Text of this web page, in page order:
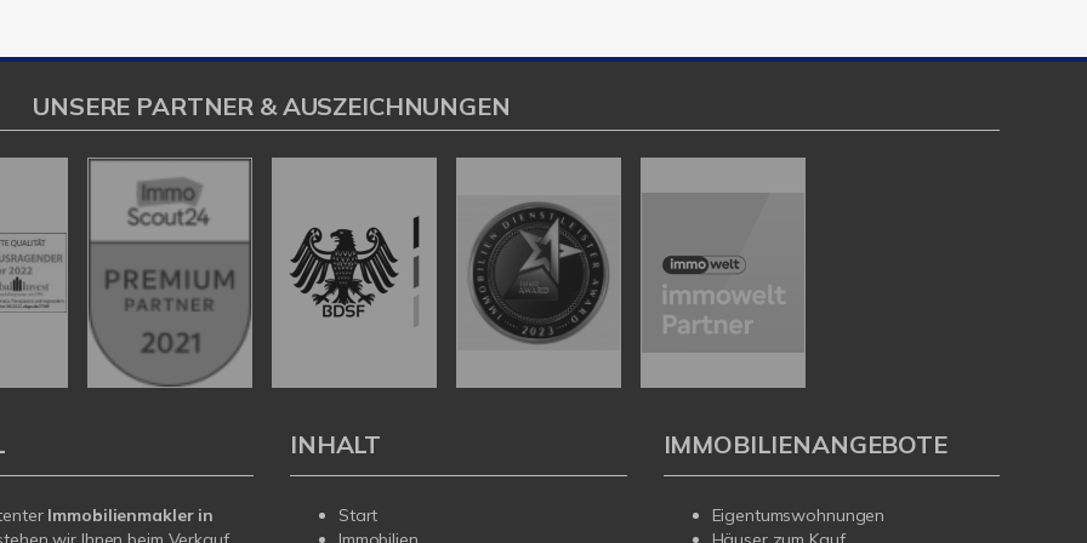
UNSERE PARTNER & AUSZEICHNUNGEN
Immobilienmakler in
INHALT
Start
IMMOBILIENANGEBOTE
Eigentumswohnungen